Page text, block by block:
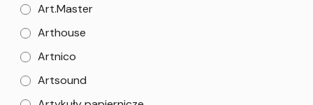
Art.Master
Arthouse
Artnico
Artsound